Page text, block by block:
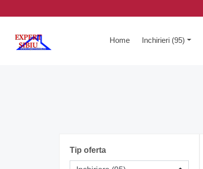
Home(current)
Inchirieri (95)
Tip oferta